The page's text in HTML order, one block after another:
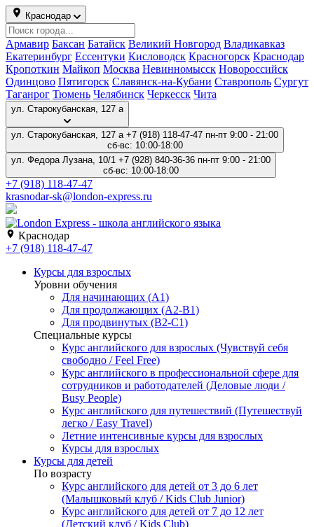
Краснодар
Армавир Баксан Батайск Великий Новгород Владикавказ
Екатеринбург Ессентуки Кисловодск Красногорск Краснодар
Кропоткин Майкоп Москва Невинномысск Новороссийск
Одинцово Пятигорск Славянск-на-Кубани Ставрополь Сургут
Таганрог Тюмень Челябинск Черкесск Чита
ул. Старокубанская, 127 а
ул. Старокубанская, 127 а +7 (918) 118-47-47 пн-пт 9:00 - 21:00
сб-вс: 10:00-18:00
ул. Федора Лузана, 10/1 +7 (928) 840-36-36 пн-пт 9:00 - 21:00
сб-вс: 10:00-18:00
+7 (918) 118-47-47
krasnodar-sk@london-express.ru
Краснодар
+7 (918) 118-47-47
Курсы для взрослых
Уровни обучения
Для начинающих (A1)
Для продолжающих (A2-B1)
Для продвинутых (B2-C1)
Специальные курсы
Курс английского для взрослых (Чувствуй себя
свободно / Feel Free)
Курс английского в профессиональной сфере для
сотрудников и работодателей (Деловые люди /
Busy People)
Курс английского для путешествий (Путешествуй
легко / Easy Travel)
Летние интенсивные курсы для взрослых
Курсы для взрослых
Курсы для детей
По возрасту
Курс английского для детей от 3 до 6 лет
(Малышковый клуб / Kids Club Junior)
Курс английского для детей от 7 до 12 лет
(Детский клуб / Kids Club)